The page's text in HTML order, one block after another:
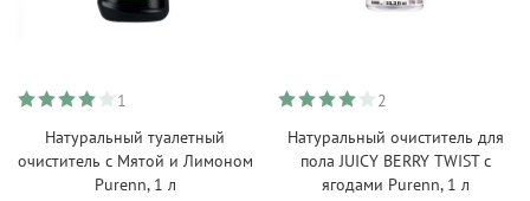
1
Натуральный туалетный
очиститель с Мятой и Лимоном
Purenn, 1 л
2
Натуральный очиститель для
пола JUICY BERRY TWIST с
ягодами Purenn, 1 л